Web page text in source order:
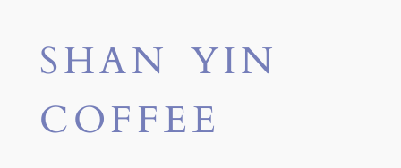
SHAN YIN
COFFEE